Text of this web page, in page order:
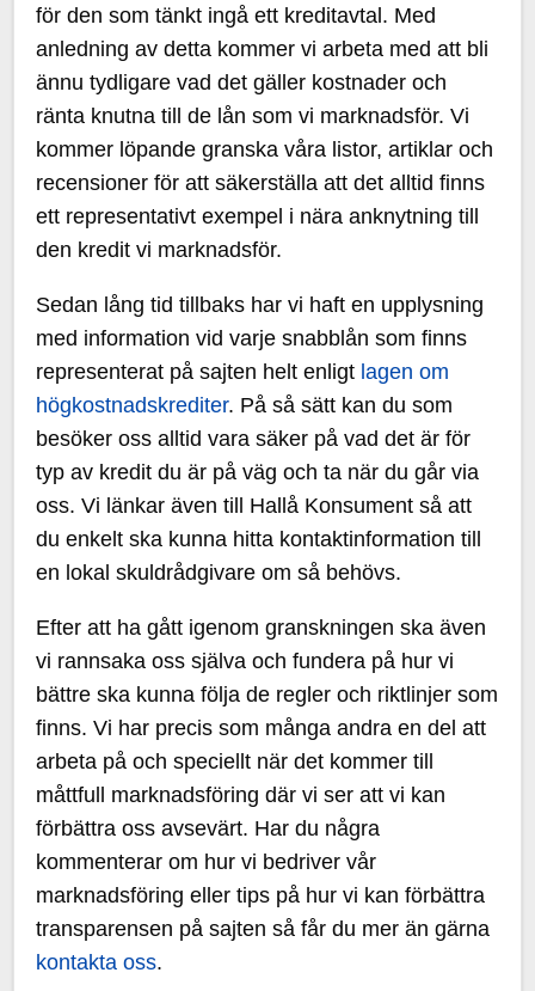
för den som tänkt ingå ett kreditavtal. Med
anledning av detta kommer vi arbeta med att bli
ännu tydligare vad det gäller kostnader och
ränta knutna till de lån som vi marknadsför. Vi
kommer löpande granska våra listor, artiklar och
recensioner för att säkerställa att det alltid finns
ett representativt exempel i nära anknytning till
den kredit vi marknadsför.
Sedan lång tid tillbaks har vi haft en upplysning
med information vid varje snabblån som finns
representerat på sajten helt enligt lagen om
högkostnadskrediter. På så sätt kan du som
besöker oss alltid vara säker på vad det är för
typ av kredit du är på väg och ta när du går via
oss. Vi länkar även till Hallå Konsument så att
du enkelt ska kunna hitta kontaktinformation till
en lokal skuldrådgivare om så behövs.
Efter att ha gått igenom granskningen ska även
vi rannsaka oss själva och fundera på hur vi
bättre ska kunna följa de regler och riktlinjer som
finns. Vi har precis som många andra en del att
arbeta på och speciellt när det kommer till
måttfull marknadsföring där vi ser att vi kan
förbättra oss avsevärt. Har du några
kommenterar om hur vi bedriver vår
marknadsföring eller tips på hur vi kan förbättra
transparensen på sajten så får du mer än gärna
kontakta oss.